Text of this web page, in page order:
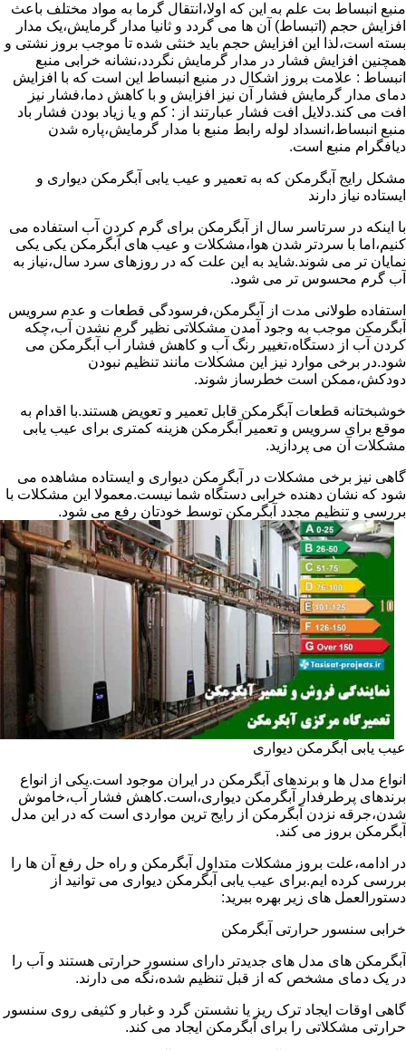
منبع انبساط بت علم به این که اولا،انتقال گرما به مواد مختلف باعث
افزایش حجم (اتبساط) آن ها می گردد و ثانیا مدار گرمایش،یک مدار
بسته است،لذا این افزایش حجم باید خنثی شده تا موجب بروز نشتی و
همچنین افزایش فشار در مدار گرمایش نگردد،نشانه خرابی منبع
انبساط : علامت بروز اشکال در منبع انبساط این است که با افزایش
دمای مدار گرمایش فشار آن نیز افزایش و با کاهش دما،فشار نیز
افت می کند.دلایل افت فشار عبارتند از : کم و یا زیاد بودن فشار باد
منبع انبساط،انسداد لوله رابط منبع با مدار گرمایش،پاره شدن
دیافگرام منبع است.
مشکل رایج آبگرمکن که به تعمیر و عیب یابی آبگرمکن دیواری و
ایستاده نیاز دارند
با اینکه در سرتاسر سال از آبگرمکن برای گرم کردن آب استفاده می
کنیم،اما با سردتر شدن هوا،مشکلات و عیب های آبگرمکن یکی یکی
نمایان تر می شوند.شاید به این علت که در روزهای سرد سال،نیاز به
آب گرم محسوس تر می شود.
استفاده طولانی مدت از آبگرمکن،فرسودگی قطعات و عدم سرویس
آبگرمکن موجب به وجود آمدن مشکلاتی نظیر گرم نشدن آب،چکه
کردن آب از دستگاه،تغییر رنگ آب و کاهش فشار آب آبگرمکن می
شود.در برخی موارد نیز این مشکلات مانند تنظیم نبودن
دودکش،ممکن است خطرساز شوند.
خوشبختانه قطعات آبگرمکن قابل تعمیر و تعویض هستند.با اقدام به
موقع برای سرویس و تعمیر آبگرمکن هزینه کمتری برای عیب یابی
مشکلات آن می پردازید.
گاهی نیز برخی مشکلات در آبگرمکن دیواری و ایستاده مشاهده می
شود که نشان دهنده خرابی دستگاه شما نیست.معمولا این مشکلات با
بررسی و تنظیم مجدد آبگرمکن توسط خودتان رفع می شود.
عیب یابی آبگرمکن دیواری
انواع مدل ها و برندهای آبگرمکن در ایران موجود است.یکی از انواع
برندهای پرطرفدار آبگرمکن دیواری،است.کاهش فشار آب،خاموش
شدن،جرقه نزدن آبگرمکن از رایج ترین مواردی است که در این مدل
آبگرمکن بروز می کند.
در ادامه،علت بروز مشکلات متداول آبگرمکن و راه حل رفع آن ها را
بررسی کرده ایم.برای عیب یابی آبگرمکن دیواری می توانید از
دستورالعمل های زیر بهره ببرید:
خرابی سنسور حرارتی آبگرمکن
آبگرمکن های مدل های جدیدتر دارای سنسور حرارتی هستند و آب را
در یک دمای مشخص که از قبل تنظیم شده،نگه می دارند.
گاهی اوقات ایجاد ترک ریز یا نشستن گرد و غبار و کثیفی روی سنسور
حرارتی مشکلاتی را برای آبگرمکن ایجاد می کند.